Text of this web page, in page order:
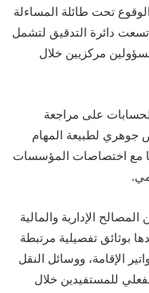
تحت طائلة المساءلة
دائرة التدقيق لتشمل
مركزيين خلال
على مراجعة
جوهري لطبيعة المهام
مع اختصاصات المؤسسات
الإدارية والمالية
بوثائق تفصيلية مرتبطة
الإقامة، ووسائل النقل
للمستفيدين خلال